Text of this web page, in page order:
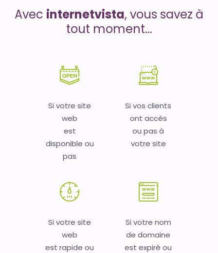
Avec internetvista, vous savez à
tout moment...
Si votre site
web
est
disponible ou
pas
Si vos clients
ont accès
ou pas à
votre site
Si votre site
web
est rapide ou
Si votre nom
de domaine
est expiré ou